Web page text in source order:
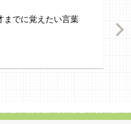
でに覚えたい言葉